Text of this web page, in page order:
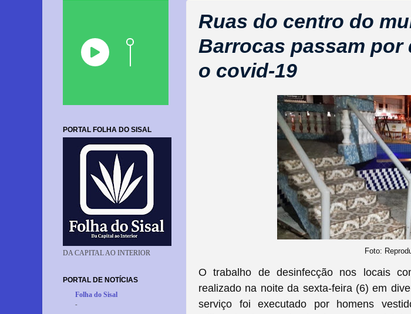
Ruas do centro do
Barrocas passam
o covid-19
Foto:
O trabalho de desinfecção nos locais
realizado na noite da sexta-feira (6) em
serviço foi executado por homens
PORTAL FOLHA DO SISAL
DA CAPITAL AO INTERIOR
PORTAL DE NOTÍCIAS
Folha do Sisal
-